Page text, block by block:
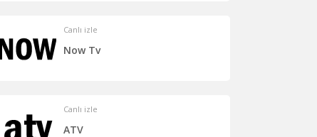
Canlı izle
Now Tv
Canlı izle
ATV